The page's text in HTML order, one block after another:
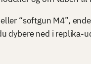
“softgun M4”,
dybere ned i replika-